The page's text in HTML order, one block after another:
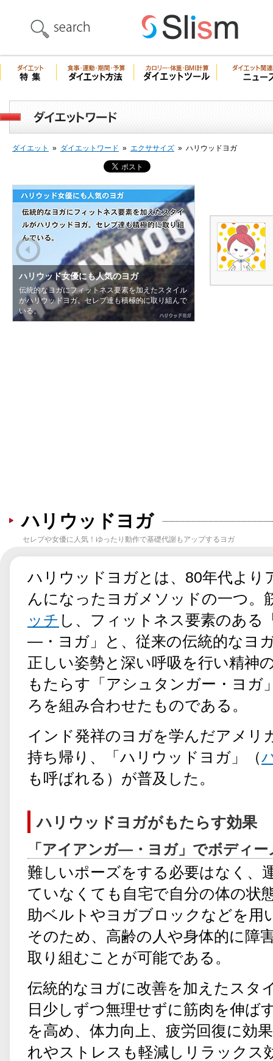
ダイエット » ダイエットワード » エクササイズ » ハリウッドヨガ
ハリウッド女優にも人気のヨガ
ハリウッドヨガ
セレブや女優に人気！ゆったり動作で基礎代謝もアップするヨガ
ハリウッドヨガとは、80年代より
んになったヨガメソッドの一つ。
ッチ し、フィットネス要素のある
―・ヨガ」と、従来の伝統的なヨ
正しい姿勢と深い呼吸を行い精神
もたらす「アシュタンガー・ヨガ
ろを組み合わせたものである。
インド発祥のヨガを学んだアメリ
持ち帰り、「ハリウッドヨガ」（
も呼ばれる）が普及した。
ハリウッドヨガがもたらす効果
「アイアンガ―・ヨガ」でボディー
難しいポーズをする必要はなく、
ていなくても自宅で自分の体の状
助ベルトやヨガブロックなどを用
そのため、高齢の人や身体的に障
取り組むことが可能である。
伝統的なヨガに改善を加えたスタ
日少しずつ無理せずに筋肉を伸ば
を高め、体力向上、疲労回復に効
れやストレスも軽減しリラックス